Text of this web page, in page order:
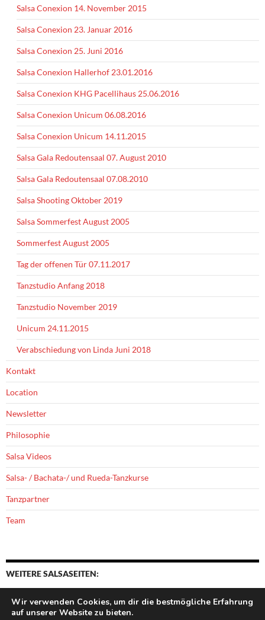
Salsa Conexion 14. November 2015
Salsa Conexion 23. Januar 2016
Salsa Conexion 25. Juni 2016
Salsa Conexion Hallerhof 23.01.2016
Salsa Conexion KHG Pacellihaus 25.06.2016
Salsa Conexion Unicum 06.08.2016
Salsa Conexion Unicum 14.11.2015
Salsa Gala Redoutensaal 07. August 2010
Salsa Gala Redoutensaal 07.08.2010
Salsa Shooting Oktober 2019
Salsa Sommerfest August 2005
Sommerfest August 2005
Tag der offenen Tür 07.11.2017
Tanzstudio Anfang 2018
Tanzstudio November 2019
Unicum 24.11.2015
Verabschiedung von Linda Juni 2018
Kontakt
Location
Newsletter
Philosophie
Salsa Videos
Salsa- / Bachata-/ und Rueda-Tanzkurse
Tanzpartner
Team
WEITERE SALSASEITEN:
Wir verwenden Cookies, um dir die bestmögliche Erfahrung
auf unserer Website zu bieten.